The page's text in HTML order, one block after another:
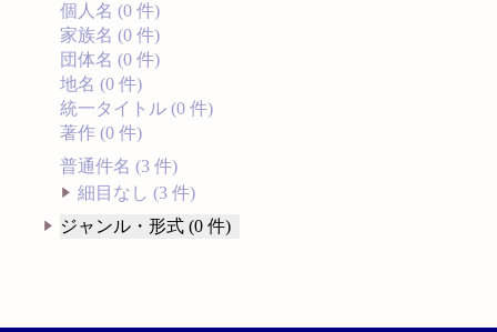
個人名 (0 件)
家族名 (0 件)
団体名 (0 件)
地名 (0 件)
統一タイトル (0 件)
著作 (0 件)
普通件名 (3 件)
細目なし (3 件)
ジャンル・形式 (0 件)